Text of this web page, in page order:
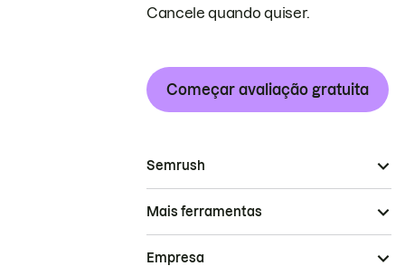
Cancele quando quiser.
Começar avaliação gratuita
Semrush
Mais ferramentas
Empresa